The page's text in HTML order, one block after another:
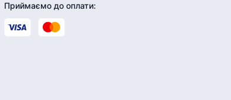
Приймаємо до оплати: